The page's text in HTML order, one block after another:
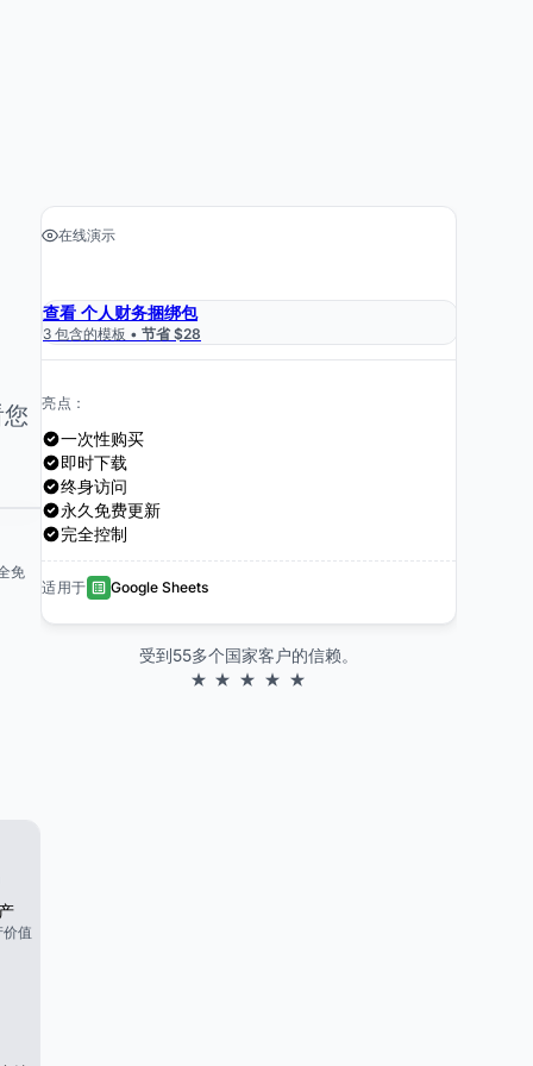
免
价值
在线演示
查看 个人财务捆绑包
3 包含的模板 • 节省 $28
亮点：
一次性购买
即时下载
终身访问
永久免费更新
完全控制
适用于 Google Sheets
受到55多个国家客户的信赖。
★ ★ ★ ★ ★